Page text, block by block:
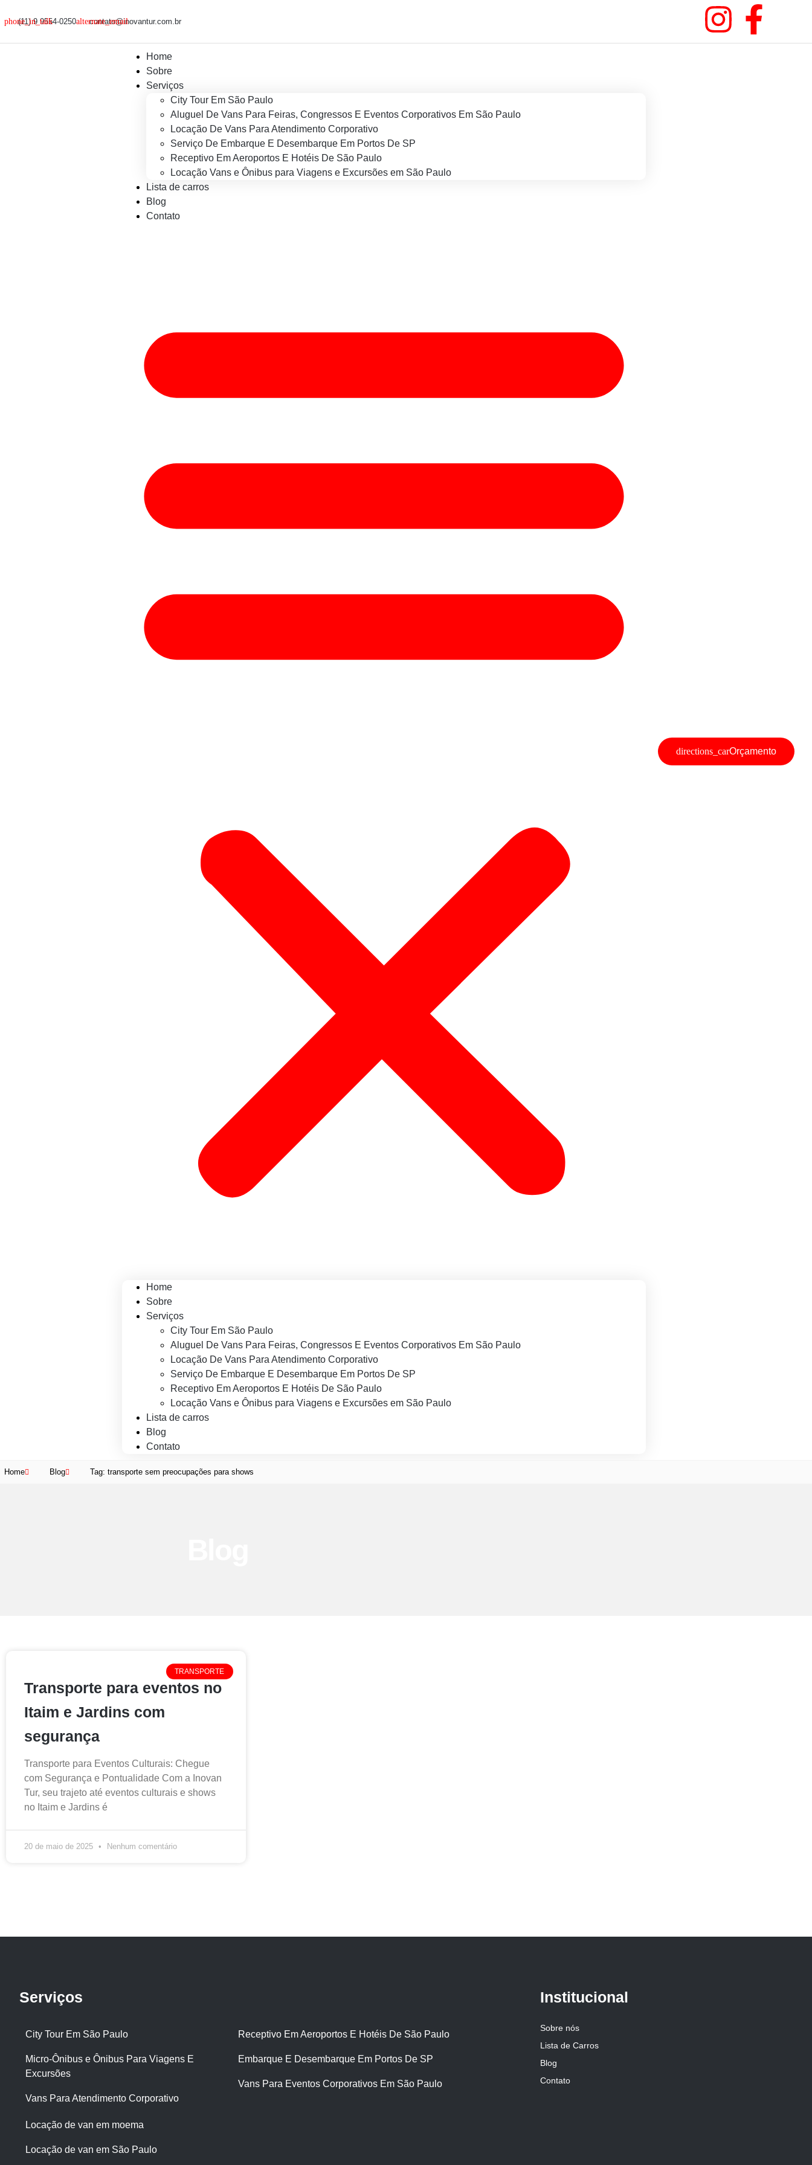
(11) 9 9554-0250 contato@inovantur.com.br
Home
Sobre
Serviços
City Tour Em São Paulo
Aluguel De Vans Para Feiras, Congressos E Eventos Corporativos Em São Paulo
Locação De Vans Para Atendimento Corporativo
Serviço De Embarque E Desembarque Em Portos De SP
Receptivo Em Aeroportos E Hotéis De São Paulo
Locação Vans e Ônibus para Viagens e Excursões em São Paulo
Lista de carros
Blog
Contato
Home
Sobre
Serviços
City Tour Em São Paulo
Aluguel De Vans Para Feiras, Congressos E Eventos Corporativos Em São Paulo
Locação De Vans Para Atendimento Corporativo
Serviço De Embarque E Desembarque Em Portos De SP
Receptivo Em Aeroportos E Hotéis De São Paulo
Locação Vans e Ônibus para Viagens e Excursões em São Paulo
Lista de carros
Blog
Contato
Orçamento
Home Blog Tag: transporte sem preocupações para shows
TRANSPORTE
Transporte para eventos no
Itaim e Jardins com
segurança
Transporte para Eventos Culturais: Chegue
com Segurança e Pontualidade Com a Inovan
Tur, seu trajeto até eventos culturais e shows
no Itaim e Jardins é
20 de maio de 2025 Nenhum comentário
Serviços
City Tour Em São Paulo
Micro-Ônibus e Ônibus Para Viagens E
Excursões
Vans Para Atendimento Corporativo
Receptivo Em Aeroportos E Hotéis De São Paulo
Embarque E Desembarque Em Portos De SP
Vans Para Eventos Corporativos Em São Paulo
Locação de van em moema
Locação de van em São Paulo
Institucional
Sobre nós
Lista de Carros
Blog
Contato